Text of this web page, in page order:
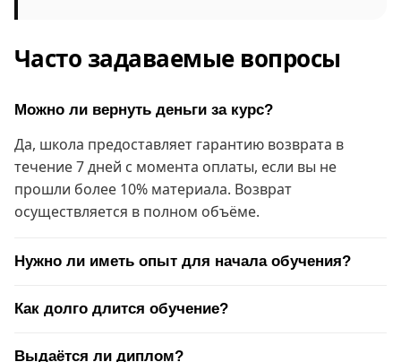
Часто задаваемые вопросы
Можно ли вернуть деньги за курс?
Да, школа предоставляет гарантию возврата в
течение 7 дней с момента оплаты, если вы не
прошли более 10% материала. Возврат
осуществляется в полном объёме.
Нужно ли иметь опыт для начала обучения?
Как долго длится обучение?
Выдаётся ли диплом?